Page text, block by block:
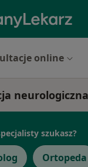
online
szukasz?
Ortopeda